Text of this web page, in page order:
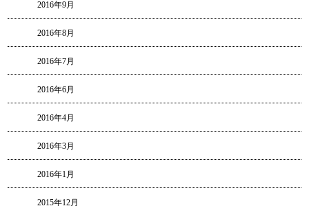
2016年9月
2016年8月
2016年7月
2016年6月
2016年4月
2016年3月
2016年1月
2015年12月